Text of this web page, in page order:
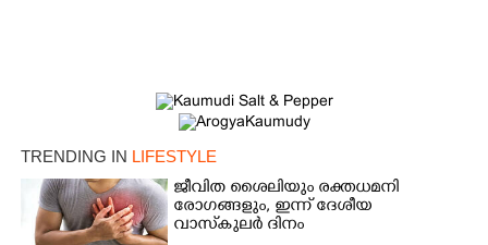
TRENDING IN LIFESTYLE
ജീവിത ശൈലിയും രക്തധമനി
രോഗങ്ങളും, ഇന്ന് ദേശീയ
വാസ്‌കുലര്‍ ദിനം